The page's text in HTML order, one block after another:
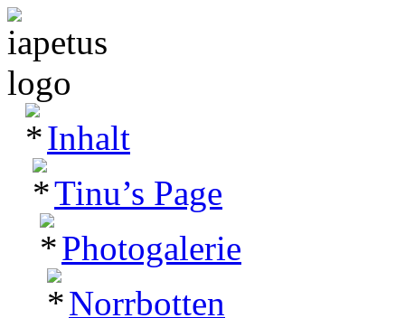
Inhalt
Tinu’s Page
Photogalerie
Norrbotten